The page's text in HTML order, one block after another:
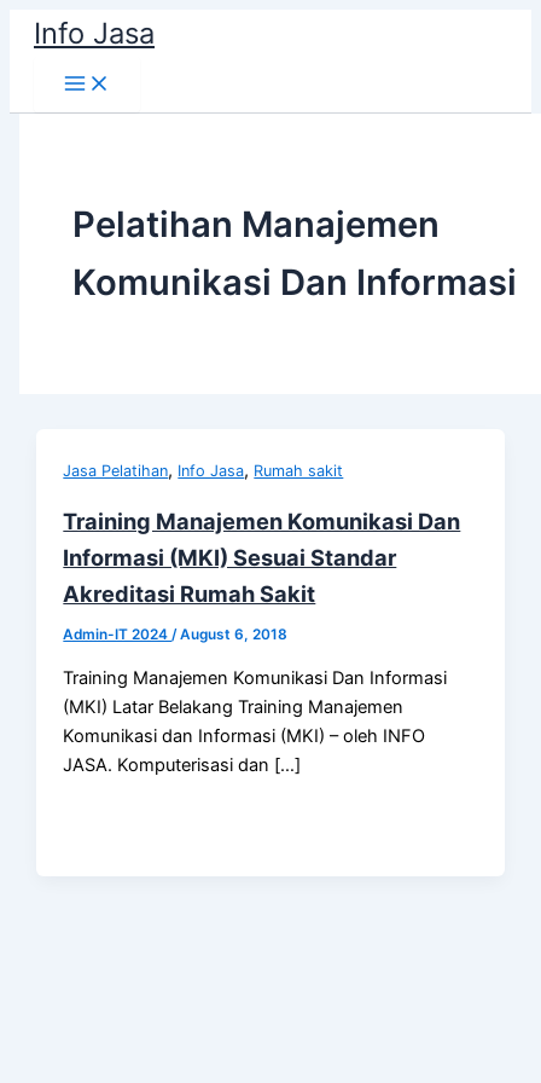
Skip
content
Info Jasa
Pelatihan Manajemen
Komunikasi Dan Informasi
Jasa Pelatihan, Info Jasa, Rumah sakit
Training Manajemen Komunikasi Dan
Informasi (MKI) Sesuai Standar
Akreditasi Rumah Sakit
Admin-IT 2024/August 6, 2018
Training Manajemen Komunikasi Dan Informasi
(MKI) Latar Belakang Training Manajemen
Komunikasi dan Informasi (MKI) – oleh INFO
JASA. Komputerisasi dan […]